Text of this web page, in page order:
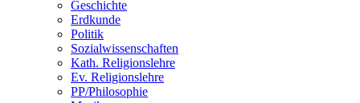
Geschichte
Erdkunde
Politik
Sozialwissenschaften
Kath. Religionslehre
Ev. Religionslehre
PP/Philosophie